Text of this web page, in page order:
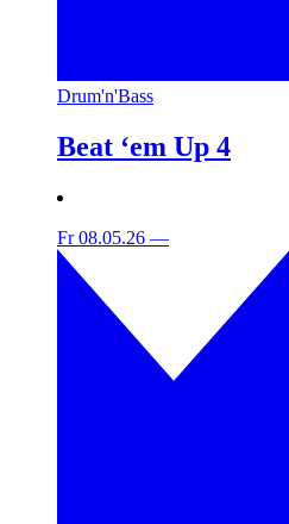
Drum'n'Bass
Beat ‘em Up 4
Fr 08.05.26 —